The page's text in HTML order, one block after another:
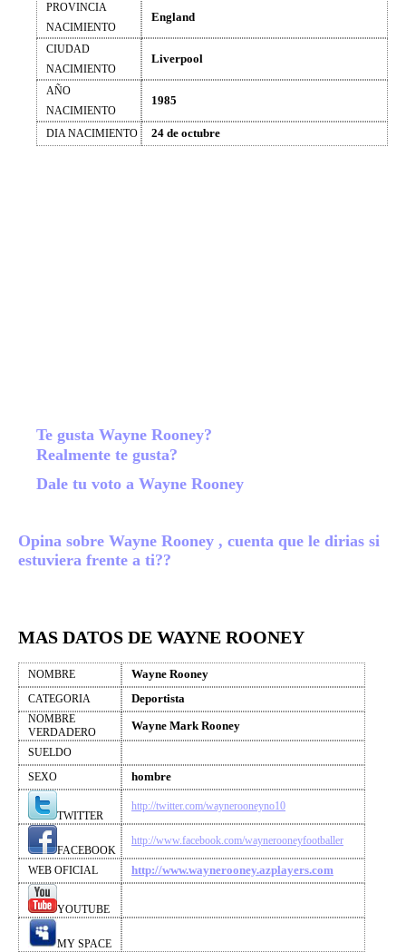
PROVINCIA
NACIMIENTO
England
CIUDAD
NACIMIENTO
Liverpool
AÑO
NACIMIENTO
1985
DIA NACIMIENTO 24 de octubre
Te gusta Wayne Rooney?
Realmente te gusta?
Dale tu voto a Wayne Rooney
Opina sobre Wayne Rooney , cuenta que le dirias si
estuviera frente a ti??
MAS DATOS DE WAYNE ROONEY
NOMBRE Wayne Rooney
CATEGORIA Deportista
NOMBRE
VERDADERO
Wayne Mark Rooney
SUELDO
SEXO
hombre
TWITTER
http://twitter.com/waynerooneyno10
FACEBOOK
http://www.facebook.com/waynerooneyfootballer
WEB OFICIAL http://www.waynerooney.azplayers.com
YOUTUBE
MY SPACE